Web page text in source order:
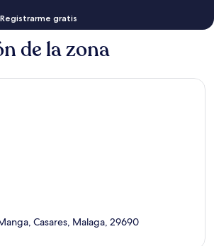
Registrarme gratis
de la zona
Casares, Malaga, 29690